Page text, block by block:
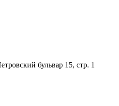
бульвар 15, стр. 1